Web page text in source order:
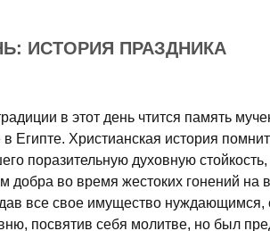
ИСТОРИЯ ПРАЗДНИКА
в этот день чтится память
Египте. Христианская история помнит
поразительную духовную
добра во время жестоких гонений на
все свое имущество нуждающимся,
посвятив себя молитве, но был